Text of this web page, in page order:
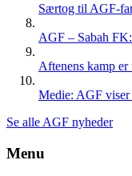
Særtog til AGF-
AGF – Sabah
Aftenens kamp er
Medie: AGF viser
Se alle AGF nyheder
Menu